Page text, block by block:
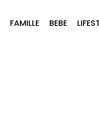
FAMILLE BEBE